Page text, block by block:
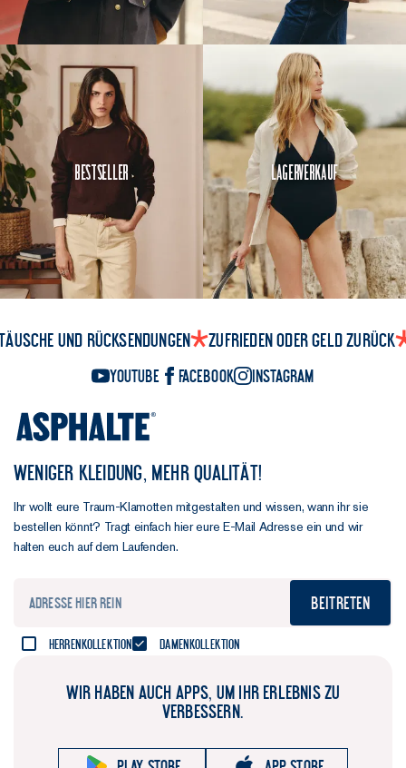
Bestseller Lagerverkauf
und Rücksendungen Zufrieden oder Geld zurück
YouTube Facebook Instagram
WENIGER KLEIDUNG, MEHR QUALITÄT!
Ihr wollt eure Traum-Klamotten mitgestalten und wissen, wann ihr sie
bestellen könnt? Tragt einfach hier eure E-Mail Adresse ein und wir
halten euch auf dem Laufenden.
Beitreten
Herrenkollektion Damenkollektion
WIR HABEN AUCH APPS, UM IHR ERLEBNIS ZU
VERBESSERN.